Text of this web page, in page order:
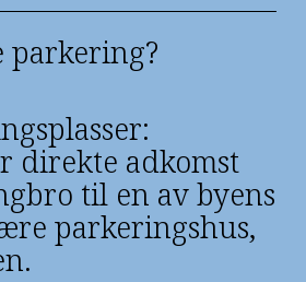
parkering?
direkte adkomst
til en av byens
parkeringshus,